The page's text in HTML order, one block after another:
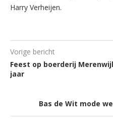
Harry Verheijen.
Vorige bericht
Feest op boerderij
jaar
Bas de Wit mode